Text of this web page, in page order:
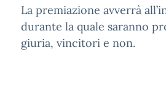
La premiazione avverrà
durante la quale saranno
giuria, vincitori e non.